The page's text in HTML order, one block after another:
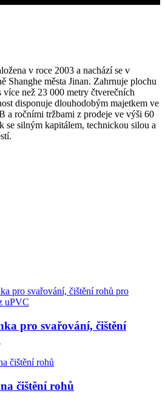
v roce 2003 a nachází se v
Shanghe města Jinan. Zahrnuje plochu
než 23 000 metry čtverečních
disponuje dlouhodobým majetkem ve
a ročními tržbami z prodeje ve výši 60
se silným kapitálem, technickou silou a
pro svařování, čištění
čištění rohů